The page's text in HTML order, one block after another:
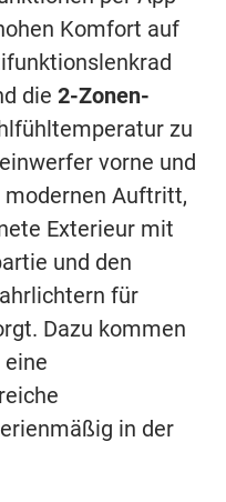
Komfort auf
die 2-Zonen-
zu
vorne und
Auftritt,
Exterieur mit
und den
für
Dazu kommen
in der